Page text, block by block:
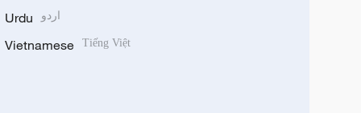
Urdu اردو
Vietnamese Tiếng Việt